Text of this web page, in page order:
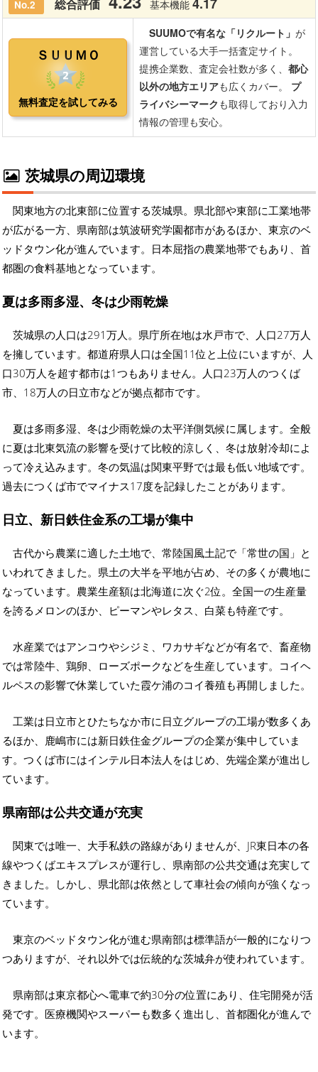
茨城県の周辺環境
関東地方の北東部に位置する茨城県。県北部や東部に工業地帯
が広がる一方、県南部は筑波研究学園都市があるほか、東京のベ
ッドタウン化が進んでいます。日本屈指の農業地帯でもあり、首
都圏の食料基地となっています。
夏は多雨多湿、冬は少雨乾燥
茨城県の人口は291万人。県庁所在地は水戸市で、人口27万人
を擁しています。都道府県人口は全国11位と上位にいますが、人
口30万人を超す都市は1つもありません。人口23万人のつくば
市、18万人の日立市などが拠点都市です。
夏は多雨多湿、冬は少雨乾燥の太平洋側気候に属します。全般
に夏は北東気流の影響を受けて比較的涼しく、冬は放射冷却によ
って冷え込みます。冬の気温は関東平野では最も低い地域です。
過去につくば市でマイナス17度を記録したことがあります。
日立、新日鉄住金系の工場が集中
古代から農業に適した土地で、常陸国風土記で「常世の国」と
いわれてきました。県土の大半を平地が占め、その多くが農地に
なっています。農業生産額は北海道に次ぐ2位。全国一の生産量
を誇るメロンのほか、ピーマンやレタス、白菜も特産です。
水産業ではアンコウやシジミ、ワカサギなどが有名で、畜産物
では常陸牛、鶏卵、ローズポークなどを生産しています。コイヘ
ルペスの影響で休業していた霞ケ浦のコイ養殖も再開しました。
工業は日立市とひたちなか市に日立グループの工場が数多くあ
るほか、鹿嶋市には新日鉄住金グループの企業が集中していま
す。つくば市にはインテル日本法人をはじめ、先端企業が進出し
ています。
県南部は公共交通が充実
関東では唯一、大手私鉄の路線がありませんが、JR東日本の各
線やつくばエキスプレスが運行し、県南部の公共交通は充実して
きました。しかし、県北部は依然として車社会の傾向が強くなっ
ています。
東京のベッドタウン化が進む県南部は標準語が一般的になりつ
つありますが、それ以外では伝統的な茨城弁が使われています。
県南部は東京都心へ電車で約30分の位置にあり、住宅開発が活
発です。医療機関やスーパーも数多く進出し、首都圏化が進んで
います。